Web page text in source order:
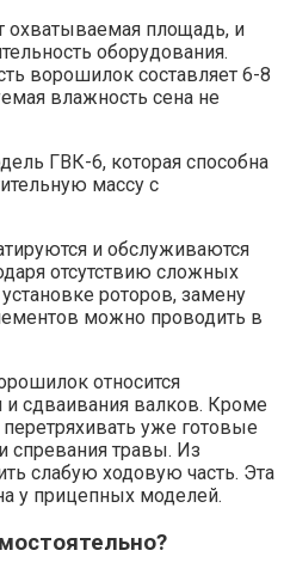
охватываемая площадь, и
оборудования.
ворошилок составляет 6-8
влажность сена не
ГВК-6, которая способна
массу с
и обслуживаются
отсутствию сложных
роторов, замену
можно проводить в
относится
сдваивания валков. Кроме
уже готовые
спревания травы. Из
слабую ходовую часть. Эта
у прицепных моделей.